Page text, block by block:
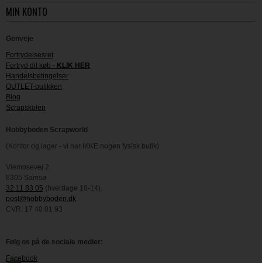
MIN KONTO
Genveje
Fortrydelsesret
Fortryd dit køb - KLIK HER
Handelsbetingelser
OUTLET-butikken
Blog
Scrapskolen
Hobbyboden Scrapworld
(Kontor og lager - vi har IKKE nogen fysisk butik)
Viemosevej 2
8305 Samsø
32 11 83 05 (hverdage 10-14)
post@hobbyboden.dk
CVR: 17 40 01 93
Følg os på de sociale medier:
Facebook